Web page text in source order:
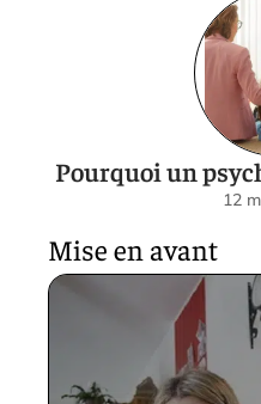
Pourquoi un
12
Mise en avant